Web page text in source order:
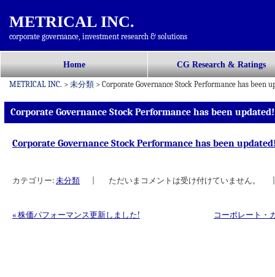
METRICAL INC.
corporate governance, investment research & solutions
メインメニュー
ン
ン
ツ
へ
Home CG Research & Ratings
METRICAL INC. > 未分類 > Corporate Governance Stock Performance has been
Corporate Governance Stock Performance has been updated!
Corporate Governance Stock Performance has been
カテゴリー: 未分類 ただいまコメントは受け付けていません。
« 株価パフォーマンス更新しました! コーポレート・